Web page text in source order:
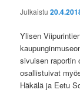
Julkaistu
Ylisen
sivuisen raportin
osallistuivat
Häkälä ja Eetu